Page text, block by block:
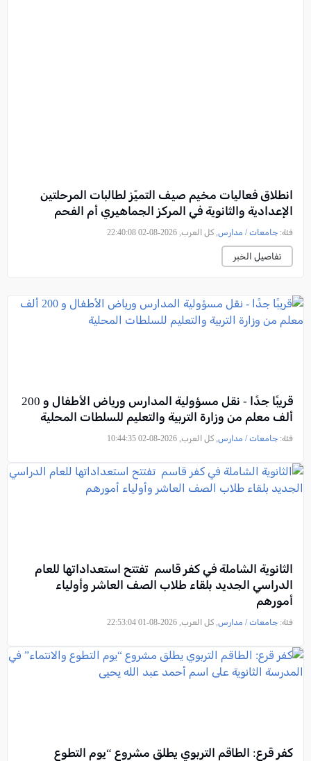
انطلاق فعاليات مخيم صيف التميّز لطالبات المرحلتين
الإعدادية والثانوية في المركز الجماهيري أم الفحم
فئة: جامعات / مدارس , كل العرب, 2026-08-02 22:40:08
تفاصيل الخبر
قريبًا جدًا - نقل مسؤولية المدارس ورياض الأطفال و 200
ألف معلم من وزارة التربية والتعليم للسلطات المحلية
فئة: جامعات / مدارس , كل العرب, 2026-08-02 10:44:35
الثانوية الشاملة في كفر قاسم تفتتح استعداداتها للعام
الدراسي الجديد بلقاء طلاب الصف العاشر وأولياء
أمورهم
فئة: جامعات / مدارس , كل العرب, 2026-08-01 22:53:04
كفر قرع: الطاقم التربوي يطلق مشروع “يوم التطوع